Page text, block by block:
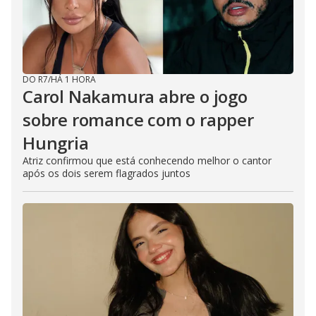
o
DO R7/HÁ 1 HORA
Carol Nakamura abre o jogo
sobre romance com o rapper
Hungria
Atriz confirmou que está conhecendo melhor o cantor
após os dois serem flagrados juntos